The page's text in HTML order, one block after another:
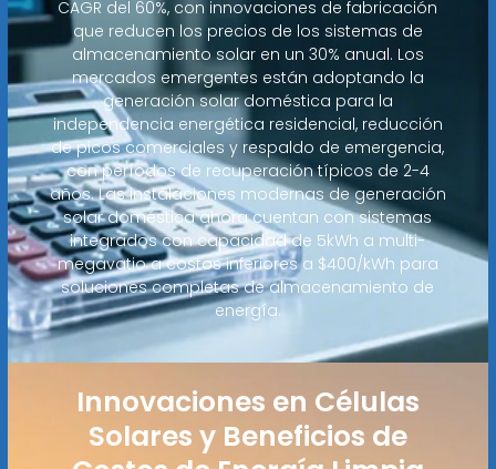
CAGR del 60%, con innovaciones de fabricación
que reducen los precios de los sistemas de
almacenamiento solar en un 30% anual. Los
mercados emergentes están adoptando la
generación solar doméstica para la
independencia energética residencial, reducción
de picos comerciales y respaldo de emergencia,
con períodos de recuperación típicos de 2-4
años. Las instalaciones modernas de generación
solar doméstica ahora cuentan con sistemas
integrados con capacidad de 5kWh a multi-
megavatio a costos inferiores a $400/kWh para
soluciones completas de almacenamiento de
energía.
Innovaciones en Células
Solares y Beneficios de